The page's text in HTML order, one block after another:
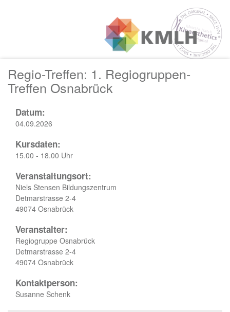
Regio-Treffen: 1. Regiogruppen-
Treffen Osnabrück
Datum:
04.09.2026
Kursdaten:
15.00 - 18.00 Uhr
Veranstaltungsort:
Niels Stensen Bildungszentrum
Detmarstrasse 2-4
49074 Osnabrück
Veranstalter:
Regiogruppe Osnabrück
Detmarstrasse 2-4
49074 Osnabrück
Kontaktperson:
Susanne Schenk